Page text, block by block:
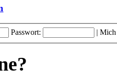
Passwort: | Mich